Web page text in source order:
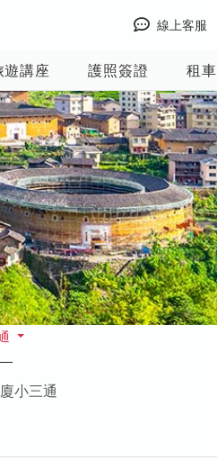
線上客服
遊講座 護照簽證 租車
小三通